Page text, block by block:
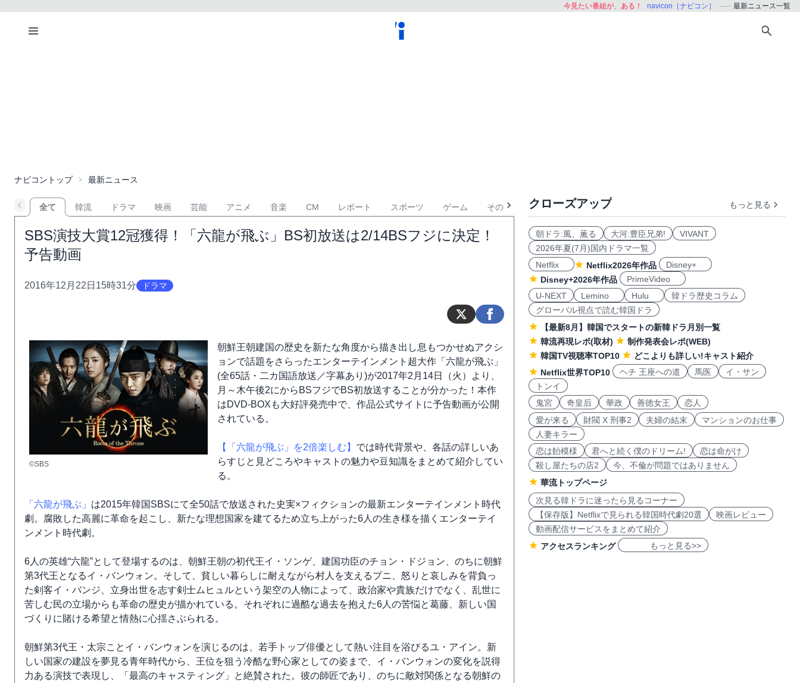
今見たい番組が、ある！ navicon［ナビコン］ 最新ニュース一覧
ナビコントップ 最新ニュース
全て 韓流 ドラマ 映画 芸能 アニメ 音楽 CM レポート スポーツ ゲーム その他
SBS演技大賞12冠獲得！「六龍が飛ぶ」BS初放送は2/14BSフジに決定！
予告動画
2016年12月22日15時31分 ドラマ
©SBS
朝鮮王朝建国の歴史を新たな角度から描き出し息もつかせぬアクシ
ョンで話題をさらったエンターテインメント超大作「六龍が飛ぶ」
(全65話・二カ国語放送／字幕あり)が2017年2月14日（火）より、
月～木午後2にからBSフジでBS初放送することが分かった！本作
はDVD-BOXも大好評発売中で、作品公式サイトに予告動画が公開
されている。
【「六龍が飛ぶ」を2倍楽しむ】 では時代背景や、各話の詳しいあ
らすじと見どころやキャストの魅力や豆知識をまとめて紹介してい
る。
「六龍が飛ぶ」 は2015年韓国SBSにて全50話で放送された史実×フィクションの最新エンターテインメント時代
劇。腐敗した高麗に革命を起こし、新たな理想国家を建てるため立ち上がった6人の生き様を描くエンターテイ
ンメント時代劇。
6人の英雄“六龍”として登場するのは、朝鮮王朝の初代王イ・ソンゲ、建国功臣のチョン・ドジョン、のちに朝鮮
第3代王となるイ・バンウォン。そして、貧しい暮らしに耐えながら村人を支えるプニ、怒りと哀しみを背負っ
た剣客イ・バンジ、立身出世を志す剣士ムヒュルという架空の人物によって、政治家や貴族だけでなく、乱世に
苦しむ民の立場からも革命の歴史が描かれている。それぞれに過酷な過去を抱えた6人の苦悩と葛藤、新しい国
づくりに賭ける希望と情熱に心揺さぶられる。
朝鮮第3代王・太宗ことイ・バンウォンを演じるのは、若手トップ俳優として熱い注目を浴びるユ・アイン。新
しい国家の建設を夢見る青年時代から、王位を狙う冷酷な野心家としての姿まで、イ・バンウォンの変化を説得
力ある演技で表現し、「最高のキャスティング」と絶賛された。彼の師匠であり、のちに敵対関係となる朝鮮の
クローズアップ もっと見る
朝ドラ:風、薫る 大河:豊臣兄弟!
VIVANT
2026年夏(7月)国内ドラマ一覧
Netflix
Netflix2026年作品
Disney+
Disney+2026年作品
PrimeVideo
U-NEXT
Lemino Hulu
韓ドラ歴史コラム
グローバル視点で読む韓国ドラ
【最新8月】韓国でスタートの新韓ドラ月別一覧
韓流再現レポ(取材)
制作発表会レポ(WEB)
韓国TV視聴率TOP10
どこよりも詳しい!キャスト紹介
Netflix世界TOP10
ヘチ 王座への道 馬医
イ・サン
トンイ
鬼宮
奇皇后 華政 善徳女王
恋人
愛が来る
財閥 X 刑事2 夫婦の結末
マンションのお仕事
人妻キラー
恋は飴模様
君へと続く僕のドリーム!
恋は命がけ
殺し屋たちの店2
今、不倫が問題ではありません
華流トップページ
次見る韓ドラに迷ったら見るコーナー
【保存版】Netflixで見られる韓国時代劇20選
映画レビュー
動画配信サービスをまとめて紹介
アクセスランキング
もっと見る>>